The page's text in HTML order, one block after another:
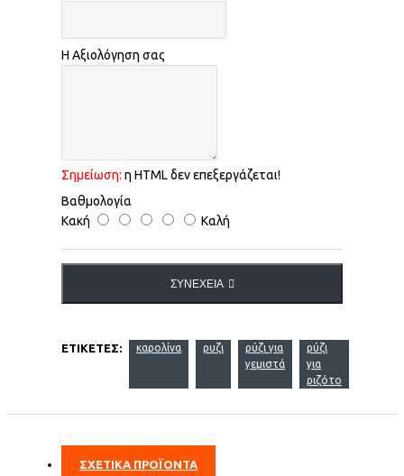
Η Αξιολόγηση σας
Σημείωση: η HTML δεν επεξεργάζεται!
Βαθμολογία
Κακή
Καλή
ΣΥΝΈΧΕΙΑ
ΕΤΙΚΈΤΕΣ: καρολίνα ρυζι
ρύζι για
γεμιστά
ρύζι
για
ριζότο
ΣΧΕΤΙΚΑ ΠΡΟΪΟΝΤΑ